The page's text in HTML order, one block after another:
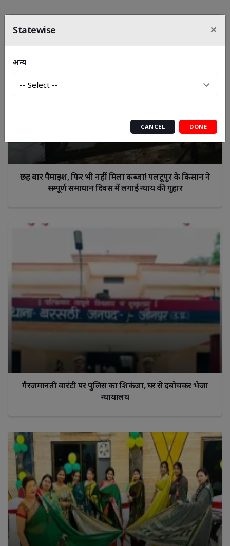
छह बार पैमाइश, फिर भी नहीं मिला कब्जा! पलटूपुर के किसान ने
सम्पूर्ण समाधान दिवस में लगाई न्याय की गुहार
गैरजमानती वारंटी पर पुलिस का शिकंजा, घर से दबोचकर भेजा
न्यायालय
Statewise ×
अन्य
CANCEL DONE